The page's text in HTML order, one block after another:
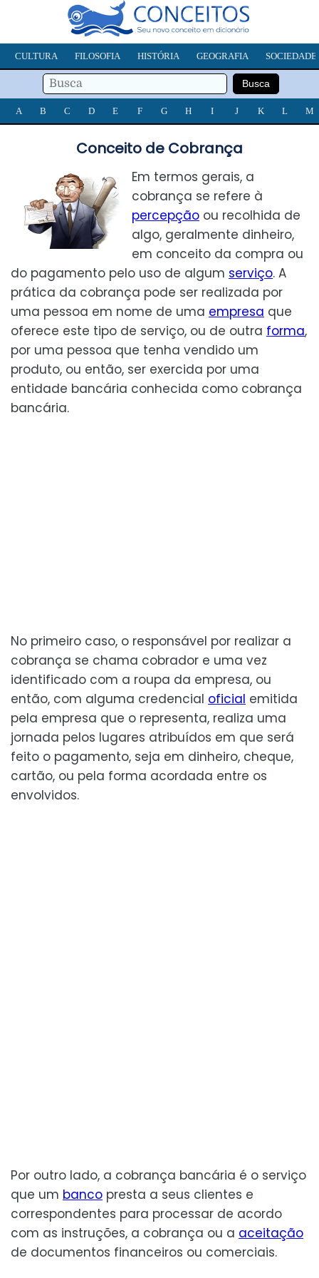
CULTURA FILOSOFIA HISTÓRIA GEOGRAFIA SOCIEDADE
A B C D E F G H I J K L M
Conceito de Cobrança
Em termos gerais, a
cobrança se refere à
percepção ou recolhida de
algo, geralmente dinheiro,
em conceito da compra ou
do pagamento pelo uso de algum serviço. A
prática da cobrança pode ser realizada por
uma pessoa em nome de uma empresa que
oferece este tipo de serviço, ou de outra forma,
por uma pessoa que tenha vendido um
produto, ou então, ser exercida por uma
entidade bancária conhecida como cobrança
bancária.
No primeiro caso, o responsável por realizar a
cobrança se chama cobrador e uma vez
identificado com a roupa da empresa, ou
então, com alguma credencial oficial emitida
pela empresa que o representa, realiza uma
jornada pelos lugares atribuídos em que será
feito o pagamento, seja em dinheiro, cheque,
cartão, ou pela forma acordada entre os
envolvidos.
Por outro lado, a cobrança bancária é o serviço
que um banco presta a seus clientes e
correspondentes para processar de acordo
com as instruções, a cobrança ou a aceitação
de documentos financeiros ou comerciais.